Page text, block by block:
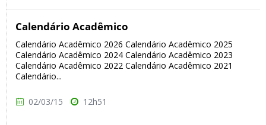
Calendário Acadêmico
Calendário Acadêmico 2026 Calendário Acadêmico 2025
Calendário Acadêmico 2024 Calendário Acadêmico 2023
Calendário Acadêmico 2022 Calendário Acadêmico 2021
Calendário...
02/03/15 12h51